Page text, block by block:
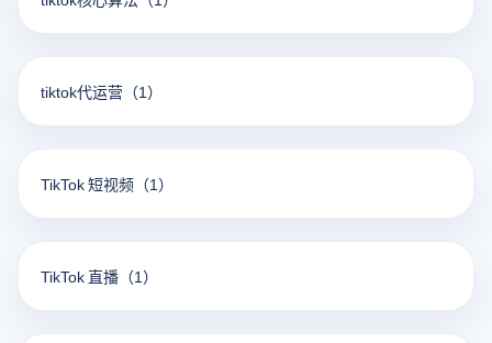
tiktok代运营 （1）
TikTok 短视频 （1）
TikTok 直播 （1）